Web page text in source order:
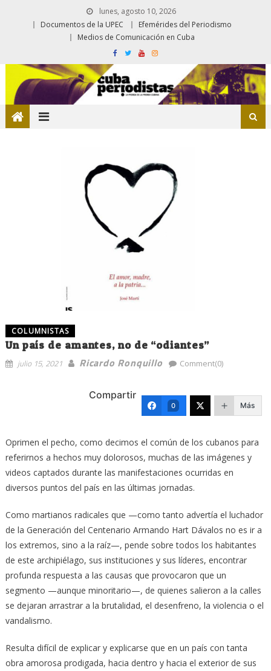
lunes, agosto 10, 2026
Documentos de la UPEC
Efemérides del Periodismo
Medios de Comunicación en Cuba
COLUMNISTAS
Un país de amantes, no de “odiantes”
julio 15, 2021 Ricardo Ronquillo Comment(0)
Compartir
0 Más
Oprimen el pecho, como decimos el común de los cubanos para
referirnos a hechos muy dolorosos, muchas de las imágenes y
videos captados durante las manifestaciones ocurridas en
diversos puntos del país en las últimas jornadas.
Como martianos radicales que —como tanto advertía el luchador
de la Generación del Centenario Armando Hart Dávalos no es ir a
los extremos, sino a la raíz—, pende sobre todos los habitantes
de este archipiélago, sus instituciones y sus líderes, encontrar
profunda respuesta a las causas que provocaron que un
segmento —aunque minoritario—, de quienes salieron a la calles
se dejaran arrastrar a la brutalidad, el desenfreno, la violencia o el
vandalismo.
Resulta difícil de explicar y explicarse que en un país con tanta
obra amorosa prodigada, hacia dentro y hacia el exterior de sus